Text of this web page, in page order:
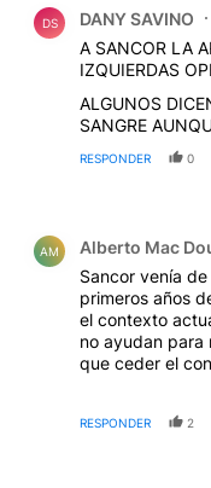
DS DANY SAVINO
A SANCOR LA
IZQUIERDAS
ALGUNOS
SANGRE
RESPONDER 0
AM Alberto Mac
Sancor venía
primeros años
el contexto
no ayudan para
que ceder el
Serenísima, ni
no nos extrañe
cambien quien
RESPONDER 2